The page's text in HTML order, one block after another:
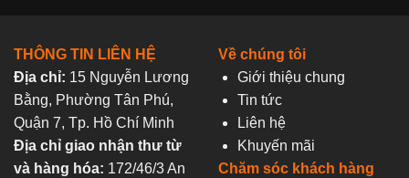
THÔNG TIN LIÊN HỆ
Địa chỉ: 15 Nguyễn Lương
Bằng, Phường Tân Phú,
Quận 7, Tp. Hồ Chí Minh
Địa chỉ giao nhận thư từ
và hàng hóa: 172/46/3 An
Về chúng tôi
Giới thiệu chung
Tin tức
Liên hệ
Khuyến mãi
Chăm sóc khách hàng